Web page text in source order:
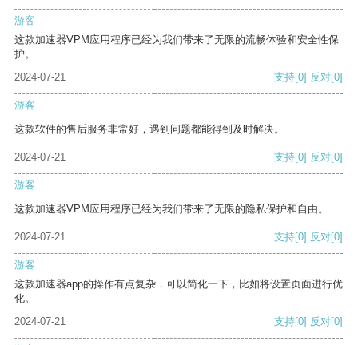
游客
这款加速器VPM应用程序已经为我们带来了无限的流畅体验和安全性保
护。
2024-07-21
支持[0] 反对[0]
游客
这款软件的售后服务非常好，遇到问题都能得到及时解决。
2024-07-21 支持[0] 反对[0]
游客
这款加速器VPM应用程序已经为我们带来了无限的隐私保护和自由。
2024-07-21 支持[0] 反对[0]
游客
这款加速器app的操作有点复杂，可以简化一下，比如将设置页面进行优
化。
2024-07-21
支持[0] 反对[0]